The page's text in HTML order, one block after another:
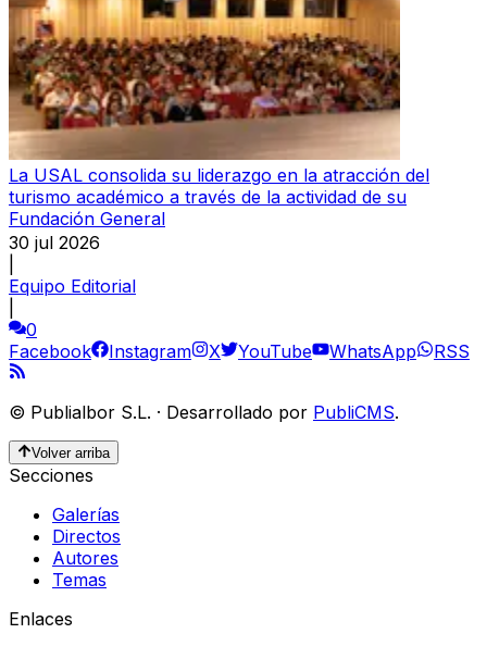
La USAL consolida su liderazgo en la atracción del
turismo académico a través de la actividad de su
Fundación General
30 jul 2026
Equipo Editorial
0
Facebook
Instagram X YouTube WhatsApp RSS
© Publialbor S.L. · Desarrollado por PubliCMS.
Volver arriba
Secciones
Galerías
Directos
Autores
Temas
Enlaces